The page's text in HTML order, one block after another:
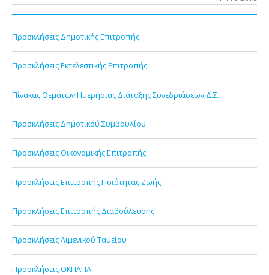
Προσκλήσεις Δημοτικής Επιτροπής
Προσκλήσεις Εκτελεστικής Επιτροπής
Πίνακας Θεμάτων Ημερήσιας Διάταξης Συνεδριάσεων Δ.Σ.
Προσκλήσεις Δημοτικού Συμβουλίου
Προσκλήσεις Οικονομικής Επιτροπής
Προσκλήσεις Επιτροπής Ποιότητας Ζωής
Προσκλήσεις Επιτροπής Διαβούλευσης
Προσκλήσεις Λιμενικού Ταμείου
Προσκλήσεις ΟΚΠΑΠΑ